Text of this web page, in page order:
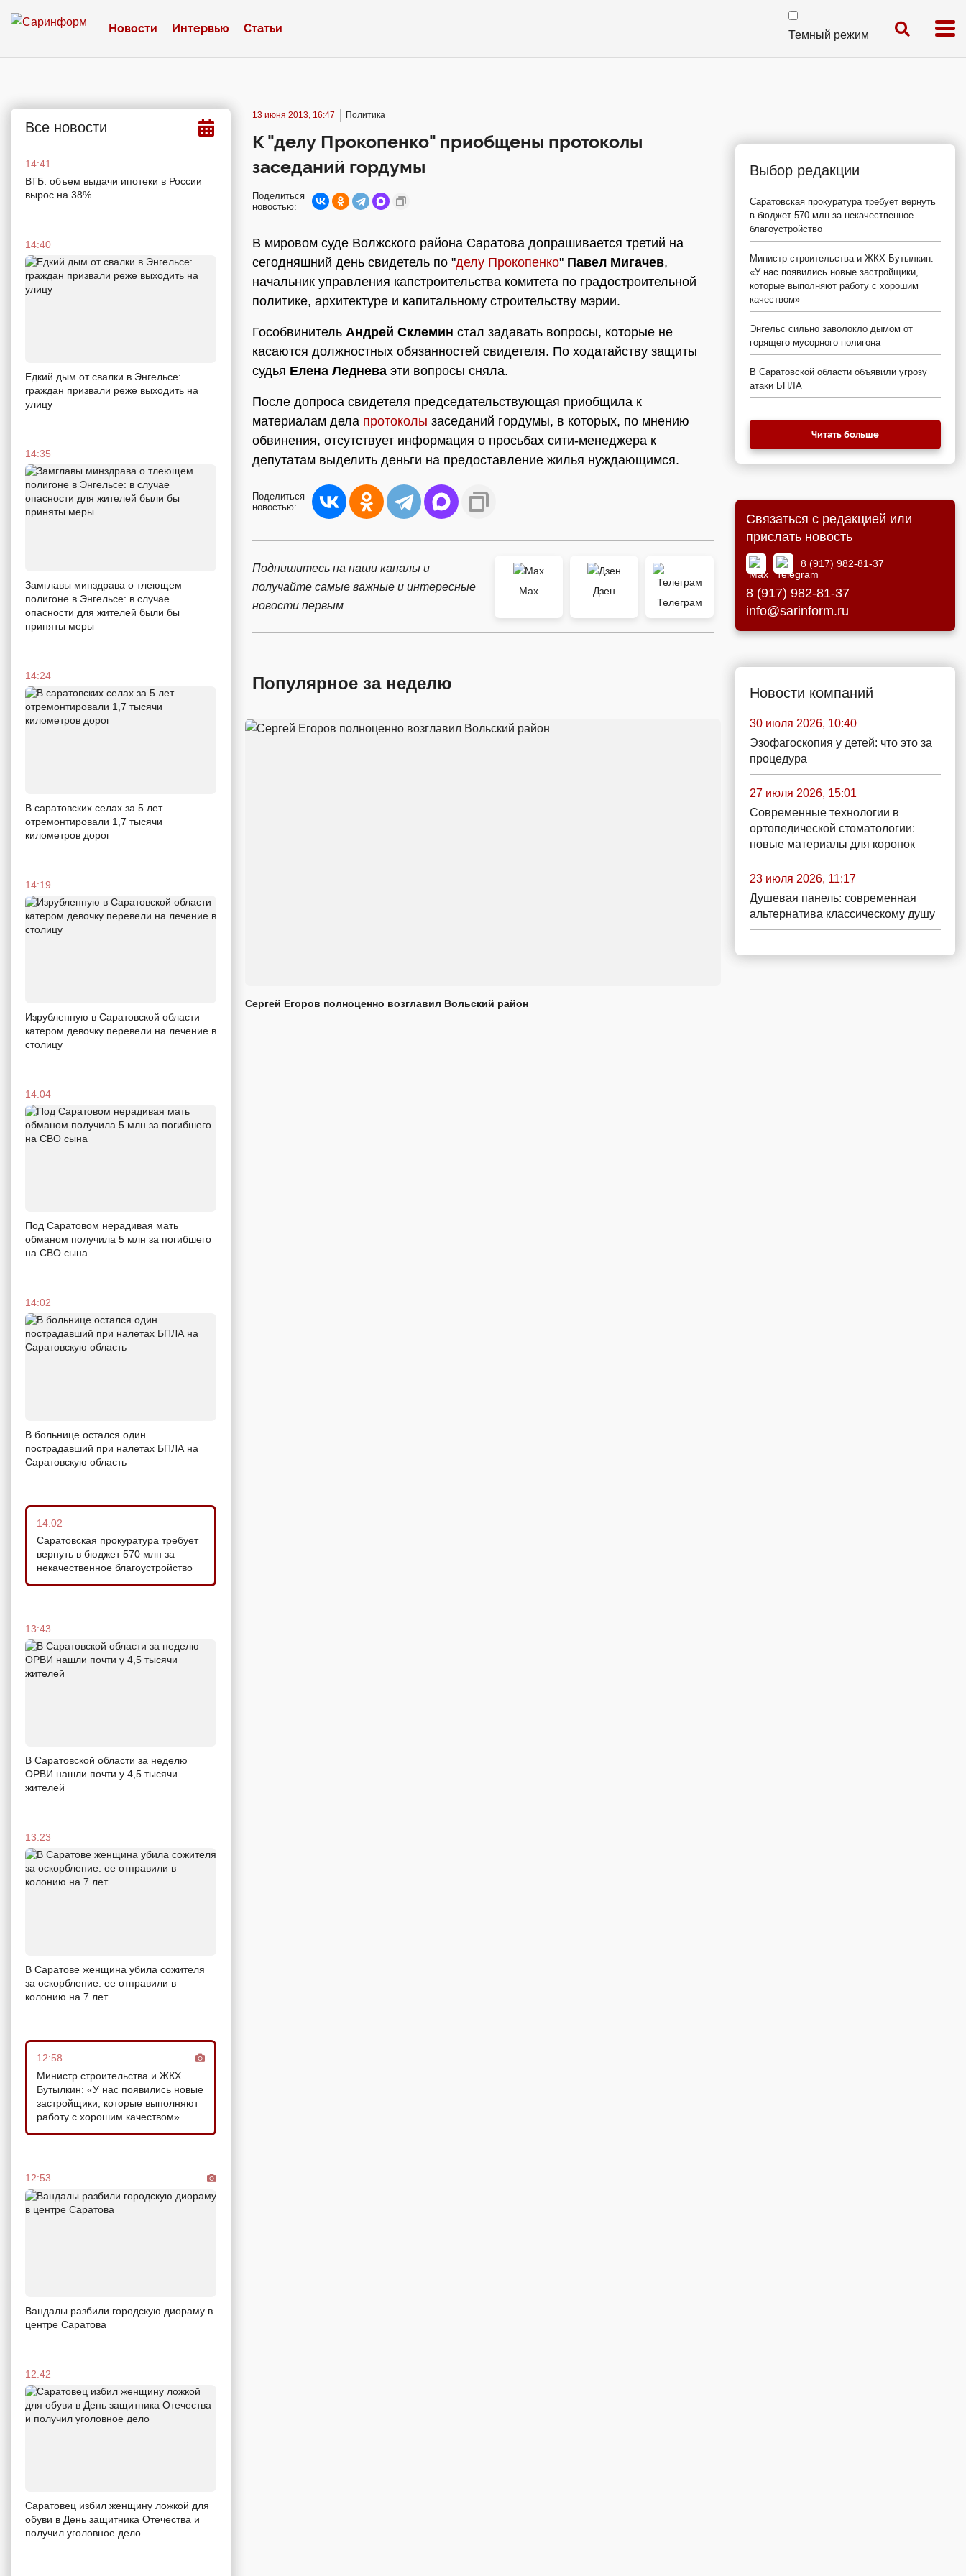
Новости Интервью Статьи Темный режим
Все новости
14:41
ВТБ: объем выдачи ипотеки в России
вырос на 38%
14:40
Едкий дым от свалки в Энгельсе:
граждан призвали реже выходить на
улицу
14:35
Замглавы минздрава о тлеющем
полигоне в Энгельсе: в случае
опасности для жителей были бы
приняты меры
14:24
В саратовских селах за 5 лет
отремонтировали 1,7 тысячи
километров дорог
14:19
Изрубленную в Саратовской области
катером девочку перевели на лечение в
столицу
14:04
Под Саратовом нерадивая мать
обманом получила 5 млн за погибшего
на СВО сына
14:02
В больнице остался один
пострадавший при налетах БПЛА на
Саратовскую область
14:02
Саратовская прокуратура требует
вернуть в бюджет 570 млн за
некачественное благоустройство
13:43
В Саратовской области за неделю
ОРВИ нашли почти у 4,5 тысячи
жителей
13:23
В Саратове женщина убила сожителя
за оскорбление: ее отправили в
колонию на 7 лет
12:58
Министр строительства и ЖКХ
Бутылкин: «У нас появились новые
застройщики, которые выполняют
работу с хорошим качеством»
12:53
Вандалы разбили городскую диораму в
центре Саратова
12:42
Саратовец избил женщину ложкой для
обуви в День защитника Отечества и
получил уголовное дело
13 июня 2013, 16:47 Политика
К "делу Прокопенко" приобщены протоколы
заседаний гордумы
Поделиться
новостью:
В мировом суде Волжского района Саратова допрашивается третий на
сегодняшний день свидетель по "делу Прокопенко" Павел Мигачев,
начальник управления капстроительства комитета по градостроительной
политике, архитектуре и капитальному строительству мэрии.
Гособвинитель Андрей Склемин стал задавать вопросы, которые не
касаются должностных обязанностей свидетеля. По ходатайству защиты
судья Елена Леднева эти вопросы сняла.
После допроса свидетеля председательствующая приобщила к
материалам дела протоколы заседаний гордумы, в которых, по мнению
обвинения, отсутствует информация о просьбах сити-менеджера к
депутатам выделить деньги на предоставление жилья нуждающимся.
Поделиться
новостью:
Подпишитесь на наши каналы и
получайте самые важные и интересные
новости первым
Max
Дзен
Телеграм
Популярное за неделю
Сергей Егоров полноценно возглавил Вольский район
Выбор редакции
Саратовская прокуратура требует вернуть
в бюджет 570 млн за некачественное
благоустройство
Министр строительства и ЖКХ Бутылкин:
«У нас появились новые застройщики,
которые выполняют работу с хорошим
качеством»
Энгельс сильно заволокло дымом от
горящего мусорного полигона
В Саратовской области объявили угрозу
атаки БПЛА
Читать больше
Связаться с редакцией или
прислать новость
8 (917) 982-81-37
8 (917) 982-81-37
info@sarinform.ru
Новости компаний
30 июля 2026, 10:40
Эзофагоскопия у детей: что это за
процедура
27 июля 2026, 15:01
Современные технологии в
ортопедической стоматологии:
новые материалы для коронок
23 июля 2026, 11:17
Душевая панель: современная
альтернатива классическому душу